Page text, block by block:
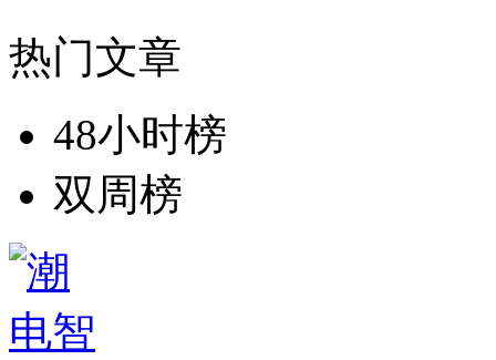
热门文章
48小时榜
双周榜